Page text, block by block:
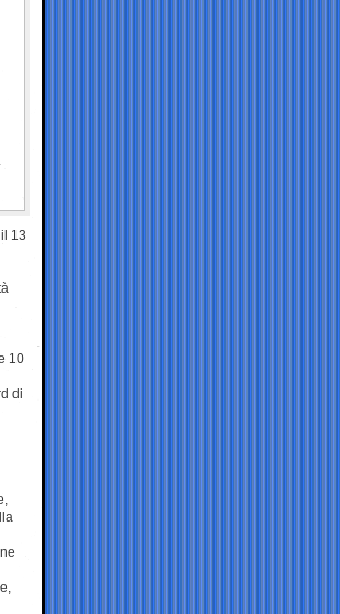
13
10
di